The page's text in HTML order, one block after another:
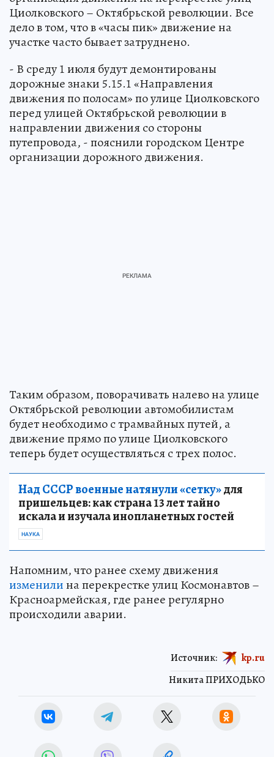
Циолковского – Октябрьской революции. Все
дело в том, что в «часы пик» движение на
участке часто бывает затруднено.
- В среду 1 июля будут демонтированы
дорожные знаки 5.15.1 «Направления
движения по полосам» по улице Циолковского
перед улицей Октябрьской революции в
направлении движения со стороны
путепровода, - пояснили городском Центре
организации дорожного движения.
Таким образом, поворачивать налево на улице
Октябрьской революции автомобилистам
будет необходимо с трамвайных путей, а
движение прямо по улице Циолковского
теперь будет осуществляться с трех полос.
Над СССР военные натянули «сетку»для
пришельцев: как страна 13 лет тайно
искала и изучала инопланетных гостей
НАУКА
Напомним, что ранее схему движения
изменилина перекрестке улиц Космонавтов –
Красноармейская, где ранее регулярно
происходили аварии.
Никита ПРИХОДЬКО
Источник: kp.ru